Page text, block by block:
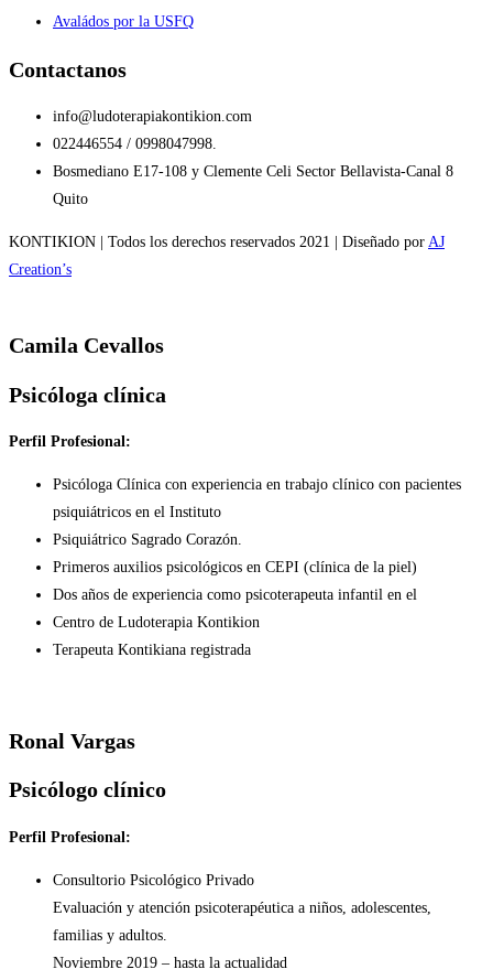
Avaládos por la USFQ
Contactanos
info@ludoterapiakontikion.com
022446554 / 0998047998.
Bosmediano E17-108 y Clemente Celi Sector Bellavista-Canal 8
Quito
KONTIKION | Todos los derechos reservados 2021 | Diseñado por AJ
Creation’s
Camila Cevallos
Psicóloga clínica
Perfil Profesional:
Psicóloga Clínica con experiencia en trabajo clínico con pacientes
psiquiátricos en el Instituto
Psiquiátrico Sagrado Corazón.
Primeros auxilios psicológicos en CEPI (clínica de la piel)
Dos años de experiencia como psicoterapeuta infantil en el
Centro de Ludoterapia Kontikion
Terapeuta Kontikiana registrada
Ronal Vargas
Psicólogo clínico
Perfil Profesional:
Consultorio Psicológico Privado
Evaluación y atención psicoterapéutica a niños, adolescentes,
familias y adultos.
Noviembre 2019 – hasta la actualidad